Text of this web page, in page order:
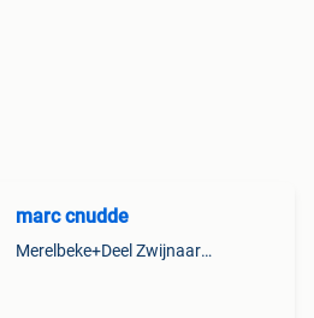
marc cnudde
Merelbeke+Deel Zwijnaarde